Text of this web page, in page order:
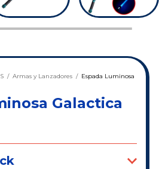
/ Armas y Lanzadores / Espada Luminosa
Galactica